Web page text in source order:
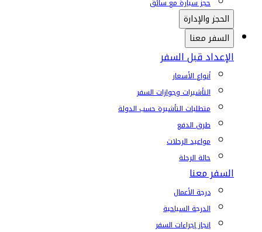
حجز سيارة مع سائق
الحجز والإدارة
السفر معنا
الإعداد قبل السفر
أنواع الأسعار
التأشيرات وجوازات السفر
متطلبات التأشيرة حسب الدولة
طرق الدفع
مواعيد الرحلات
حالة الرحلة
السفر معنا
درجة الأعمال
الدرجة السياحية
إنجاز إجراءات السفر